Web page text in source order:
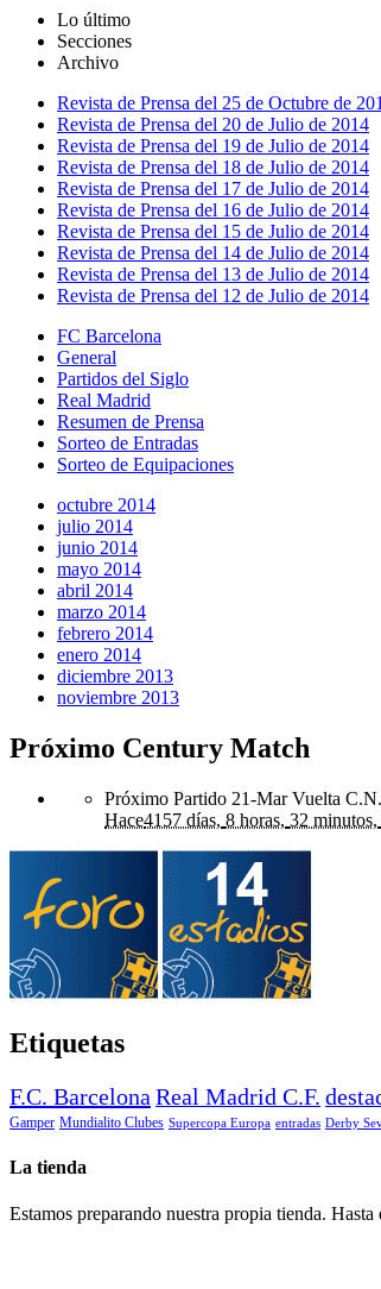
Lo último
Secciones
Archivo
Revista de Prensa del 25 de Octubre de
Revista de Prensa del 20 de Julio de 2014
Revista de Prensa del 19 de Julio de 2014
Revista de Prensa del 18 de Julio de 2014
Revista de Prensa del 17 de Julio de 2014
Revista de Prensa del 16 de Julio de 2014
Revista de Prensa del 15 de Julio de 2014
Revista de Prensa del 14 de Julio de 2014
Revista de Prensa del 13 de Julio de 2014
Revista de Prensa del 12 de Julio de 2014
FC Barcelona
General
Partidos del Siglo
Real Madrid
Resumen de Prensa
Sorteo de Entradas
Sorteo de Equipaciones
octubre 2014
julio 2014
junio 2014
mayo 2014
abril 2014
marzo 2014
febrero 2014
enero 2014
diciembre 2013
noviembre 2013
Próximo Century Match
Próximo Partido 21-Mar Vuelta
Hace4157 días, 8 horas, 32 minutos,
Etiquetas
F.C. Barcelona Real Madrid C.F.
Gamper Mundialito Clubes Supercopa Europa entradas Derby
La tienda
Estamos preparando nuestra propia tienda.